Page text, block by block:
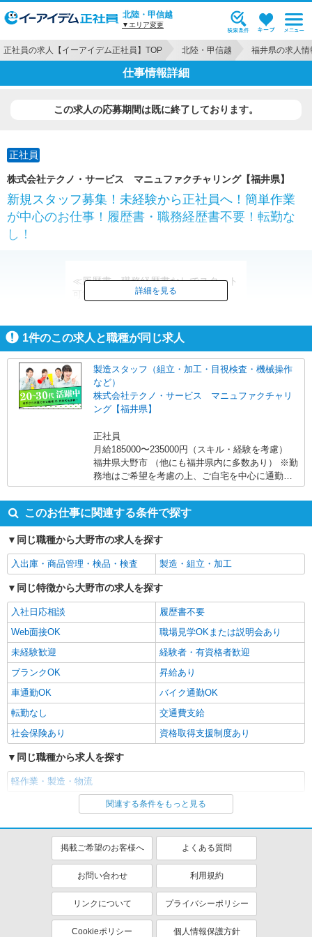
北陸・甲信越
▼エリア変更
正社員の求人【イーアイデム正社員】TOP 北陸・甲信越 福井県の求人情
仕事情報詳細
この求人の応募期間は既に終了しております。
正社員
株式会社テクノ・サービス マニュファクチャリング【福井県】
新規スタッフ募集！未経験から正社員へ！簡単作業
が中心のお仕事！履歴書・職務経歴書不要！転勤な
し！
≪履歴書・職務経歴書なしでスタート
詳細を見る
1件のこの求人と職種が同じ求人
製造スタッフ（組立・加工・目視検査・機械操作
など）
株式会社テクノ・サービス マニュファクチャリ
ング【福井県】
正社員
月給185000〜235000円（スキル・経験を考慮）
福井県大野市 （他にも福井県内に多数あり） ※勤
務地はご希望を考慮の上、ご自宅を中心に通勤時
間120分圏内のエリアとなります。（転勤なし）
このお仕事に関連する条件で探す
同じ職種から大野市の求人を探す
入出庫・商品管理・検品・検査 製造・組立・加工
同じ特徴から大野市の求人を探す
入社日応相談
履歴書不要
Web面接OK
職場見学OKまたは説明会あり
未経験歓迎
経験者・有資格者歓迎
ブランクOK
昇給あり
車通勤OK
バイク通勤OK
転勤なし
交通費支給
社会保険あり
資格取得支援制度あり
同じ職種から求人を探す
軽作業・製造・物流
同じ特徴から求人を探す
未経験歓迎
車通勤OK
社会保険あり
関連する条件をもっと見る
掲載ご希望のお客様へ よくある質問
お問い合わせ 利用規約
リンクについて プライバシーポリシー
Cookieポリシー 個人情報保護方針